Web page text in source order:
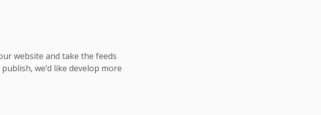
website and take the feeds
we’d like develop more